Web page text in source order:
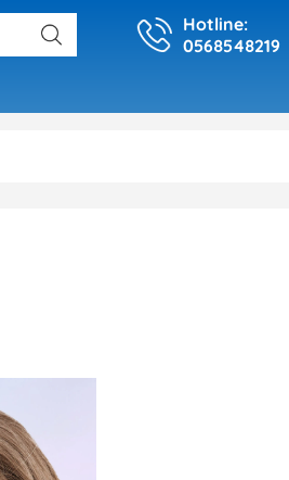
Hotline:
0568548219